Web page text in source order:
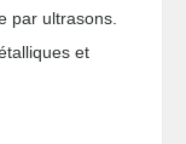
par ultrasons.
et